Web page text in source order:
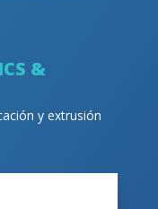
&
y extrusión